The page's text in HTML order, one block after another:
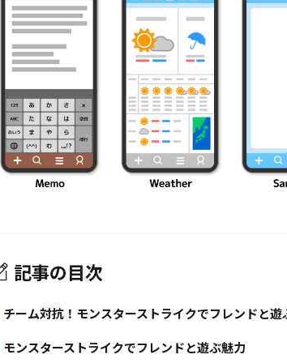
記事の目次
チーム対抗！モンスターストライクでフレンドと遊
モンスターストライクでフレンドと遊ぶ魅力